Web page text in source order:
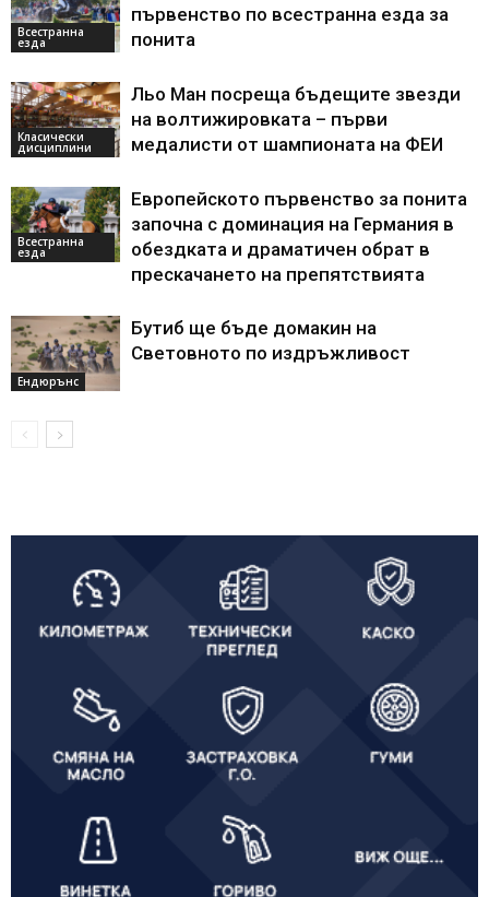
Всестранна
езда
първенство по всестранна езда за
понита
Класически
дисциплини
Льо Ман посреща бъдещите звезди
на волтижировката – първи
медалисти от шампионата на ФЕИ
Всестранна
езда
Европейското първенство за понита
започна с доминация на Германия в
обездката и драматичен обрат в
прескачането на препятствията
Ендюрънс
Бутиб ще бъде домакин на
Световното по издръжливост